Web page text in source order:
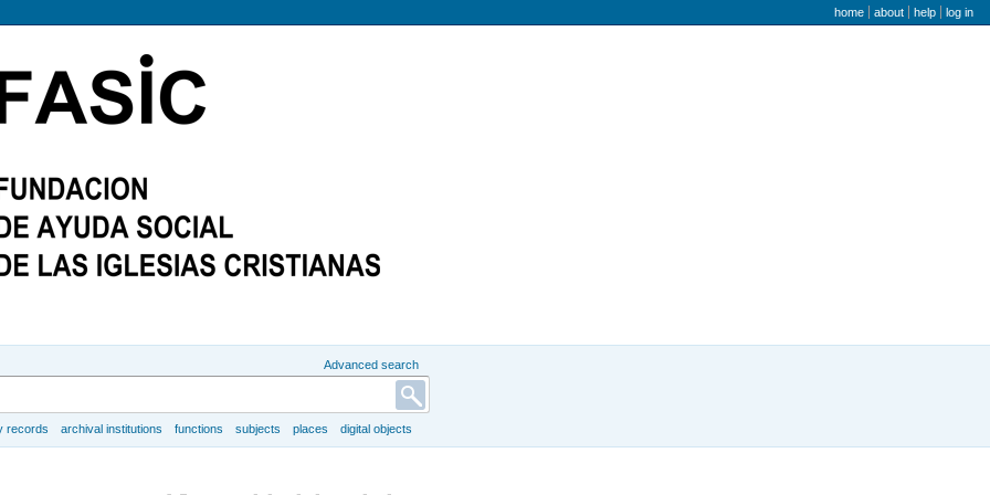
user menu
home about help log in
Advanced search
records archival institutions functions subjects places digital objects